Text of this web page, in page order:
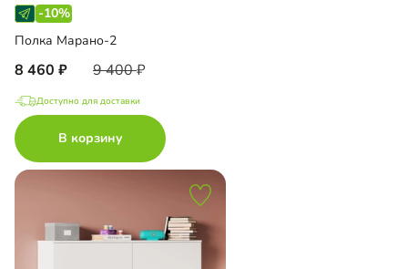
-10%
Полка Марано-2
8 460 9 400
Доступно для доставки
В корзину